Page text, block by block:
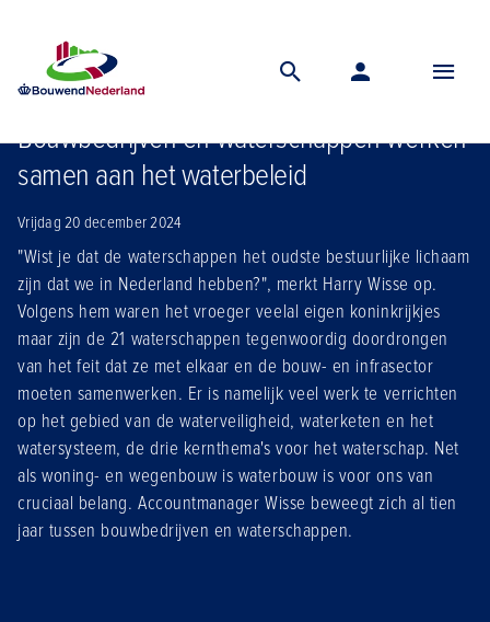
Nieuws
Bouwbedrijven en waterschappen werken
samen aan het waterbeleid
Vrijdag 20 december 2024
"Wist je dat de waterschappen het oudste bestuurlijke lichaam
zijn dat we in Nederland hebben?", merkt Harry Wisse op.
Volgens hem waren het vroeger veelal eigen koninkrijkjes
maar zijn de 21 waterschappen tegenwoordig doordrongen
van het feit dat ze met elkaar en de bouw- en infrasector
moeten samenwerken. Er is namelijk veel werk te verrichten
op het gebied van de waterveiligheid, waterketen en het
watersysteem, de drie kernthema's voor het waterschap. Net
als woning- en wegenbouw is waterbouw is voor ons van
cruciaal belang. Accountmanager Wisse beweegt zich al tien
jaar tussen bouwbedrijven en waterschappen.